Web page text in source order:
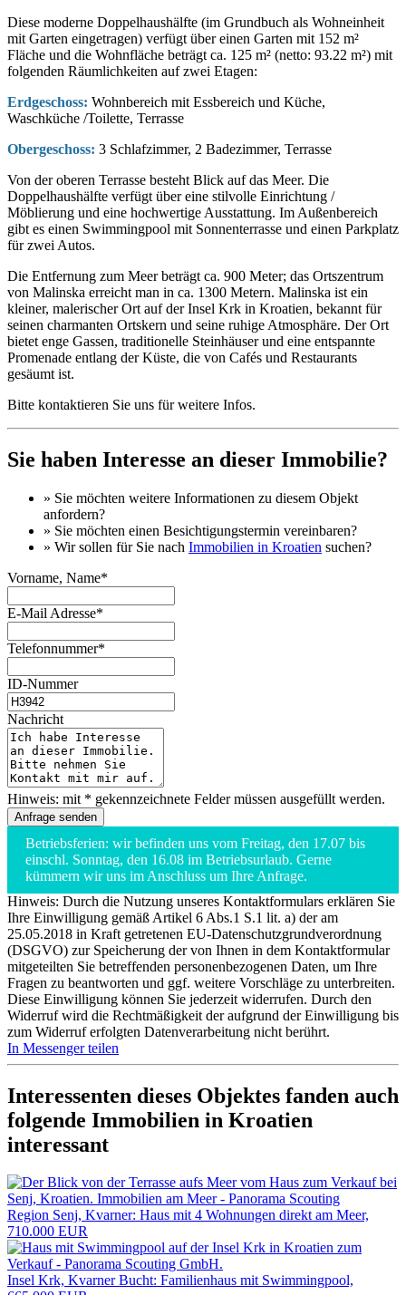
Diese moderne Doppelhaushälfte (im Grundbuch als Wohneinheit
mit Garten eingetragen) verfügt über einen Garten mit 152 m²
Fläche und die Wohnfläche beträgt ca. 125 m² (netto: 93.22 m²) mit
folgenden Räumlichkeiten auf zwei Etagen:
Erdgeschoss: Wohnbereich mit Essbereich und Küche,
Waschküche /Toilette, Terrasse
Obergeschoss: 3 Schlafzimmer, 2 Badezimmer, Terrasse
Von der oberen Terrasse besteht Blick auf das Meer. Die
Doppelhaushälfte verfügt über eine stilvolle Einrichtung /
Möblierung und eine hochwertige Ausstattung. Im Außenbereich
gibt es einen Swimmingpool mit Sonnenterrasse und einen Parkplatz
für zwei Autos.
Die Entfernung zum Meer beträgt ca. 900 Meter; das Ortszentrum
von Malinska erreicht man in ca. 1300 Metern. Malinska ist ein
kleiner, malerischer Ort auf der Insel Krk in Kroatien, bekannt für
seinen charmanten Ortskern und seine ruhige Atmosphäre. Der Ort
bietet enge Gassen, traditionelle Steinhäuser und eine entspannte
Promenade entlang der Küste, die von Cafés und Restaurants
gesäumt ist.
Bitte kontaktieren Sie uns für weitere Infos.
Sie haben Interesse an dieser Immobilie?
» Sie möchten weitere Informationen zu diesem Objekt
anfordern?
» Sie möchten einen Besichtigungstermin vereinbaren?
» Wir sollen für Sie nach Immobilien in Kroatien suchen?
Vorname, Name*
E-Mail Adresse*
Telefonnummer*
ID-Nummer
Nachricht
Hinweis: mit * gekennzeichnete Felder müssen ausgefüllt werden.
Betriebsferien: wir befinden uns vom Freitag, den 17.07 bis
einschl. Sonntag, den 16.08 im Betriebsurlaub. Gerne
kümmern wir uns im Anschluss um Ihre Anfrage.
Hinweis: Durch die Nutzung unseres Kontaktformulars erklären Sie
Ihre Einwilligung gemäß Artikel 6 Abs.1 S.1 lit. a) der am
25.05.2018 in Kraft getretenen EU-Datenschutzgrundverordnung
(DSGVO) zur Speicherung der von Ihnen in dem Kontaktformular
mitgeteilten Sie betreffenden personenbezogenen Daten, um Ihre
Fragen zu beantworten und ggf. weitere Vorschläge zu unterbreiten.
Diese Einwilligung können Sie jederzeit widerrufen. Durch den
Widerruf wird die Rechtmäßigkeit der aufgrund der Einwilligung bis
zum Widerruf erfolgten Datenverarbeitung nicht berührt.
In Messenger teilen
Interessenten dieses Objektes fanden auch
folgende Immobilien in Kroatien
interessant
Region Senj, Kvarner: Haus mit 4 Wohnungen direkt am Meer,
710.000 EUR
Insel Krk, Kvarner Bucht: Familienhaus mit Swimmingpool,